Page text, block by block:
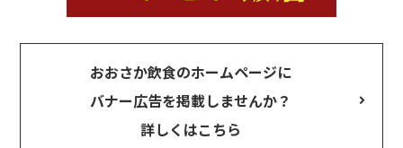
おおさか飲食のホームページに
バナー広告を掲載しませんか？
詳しくはこちら